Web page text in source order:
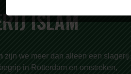
ISLAM
zijn we meer dan alleen een slagerij.
in Rotterdam en omstreken,